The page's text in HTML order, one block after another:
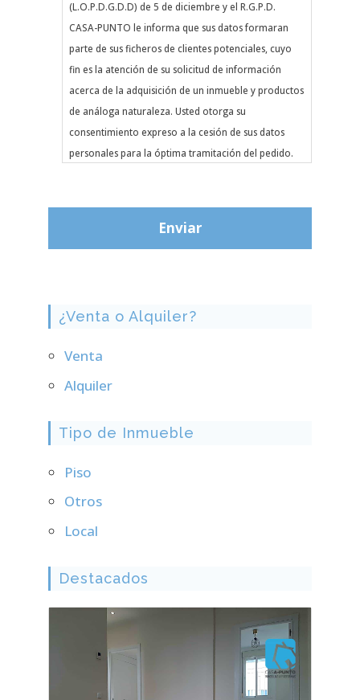
(L.O.P.D.G.D.D) de 5 de diciembre y el R.G.P.D.
CASA-PUNTO le informa que sus datos formaran
parte de sus ficheros de clientes potenciales, cuyo
fin es la atención de su solicitud de información
acerca de la adquisición de un inmueble y productos
de análoga naturaleza. Usted otorga su
consentimiento expreso a la cesión de sus datos
personales para la óptima tramitación del pedido.
¿Venta o Alquiler?
Venta
Alquiler
Tipo de Inmueble
Piso
Otros
Local
Destacados